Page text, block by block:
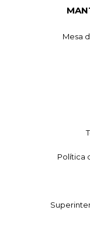
Mesa
Política